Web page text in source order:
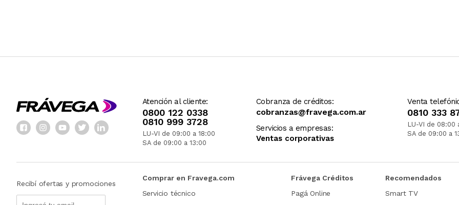
Atención al cliente:
0800 122 0338
0810 999 3728
LU-VI de 09:00 a 18:00
SA de 09:00 a 13:00
Cobranza de créditos:
cobranzas@fravega.com.ar
Servicios a empresas:
Ventas corporativas
Venta
0810 333
LU-VI de 08:00
SA de 09:00 a
Recibí ofertas y promociones
Comprar en Fravega.com
Servicio técnico
Frávega Créditos
Pagá Online
Recomendados
Smart TV